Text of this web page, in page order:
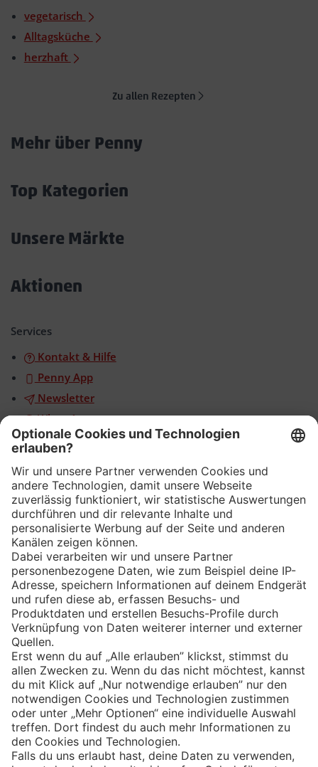
vegetarisch
Alltagsküche
herzhaft
Zu allen Rezepten
Mehr über Penny
Top Kategorien
Unsere Märkte
Aktionen
Services
Kontakt & Hilfe
Penny App
Newsletter
WhatsApp
App
Eishockey